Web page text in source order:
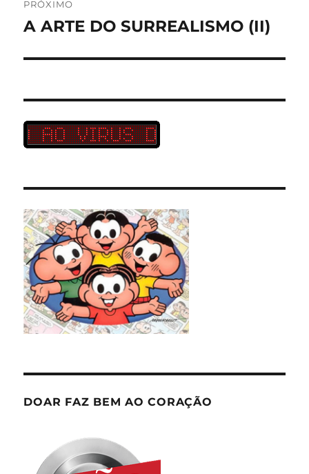
PRÓXIMO
Próximo
A ARTE DO SURREALISMO (II)
DOAR FAZ BEM AO CORAÇÃO